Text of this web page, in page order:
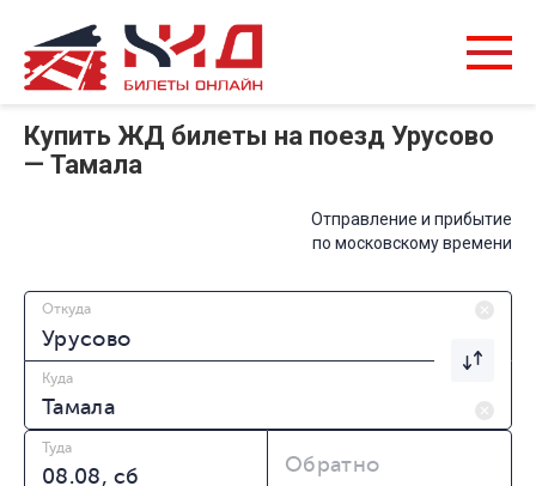
Купить ЖД билеты на поезд Урусово
— Тамала
Отправление и прибытие
по московскому времени
Откуда
Куда
Туда
Обратно